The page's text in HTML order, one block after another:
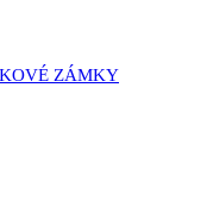
ZÁMKY